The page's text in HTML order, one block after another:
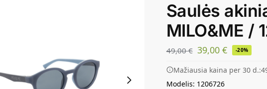
Saulės
MILO&ME /
49,00€ 39,00 € -20%
Mažiausia kaina per 30 d.:
Modelis: 1206726